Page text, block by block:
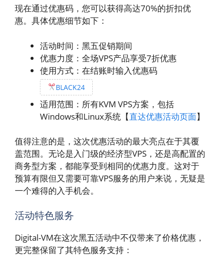
现在通过优惠码，您可以获得高达70%的折扣优
惠。具体优惠细节如下：
活动时间：黑五促销期间
优惠力度：全场VPS产品享受7折优惠
使用方式：在结账时输入优惠码
BLACK24
适用范围：所有KVM VPS方案，包括
Windows和Linux系统【直达优惠活动页面】
值得注意的是，这次优惠活动的最大亮点在于其覆
盖范围。无论是入门级的经济型VPS，还是高配置的
商务型方案，都能享受到相同的优惠力度。这对于
预算有限但又需要可靠VPS服务的用户来说，无疑是
一个难得的入手机会。
活动特色服务
Digital-VM在这次黑五活动中不仅带来了价格优惠，
更完整保留了其特色服务支持：